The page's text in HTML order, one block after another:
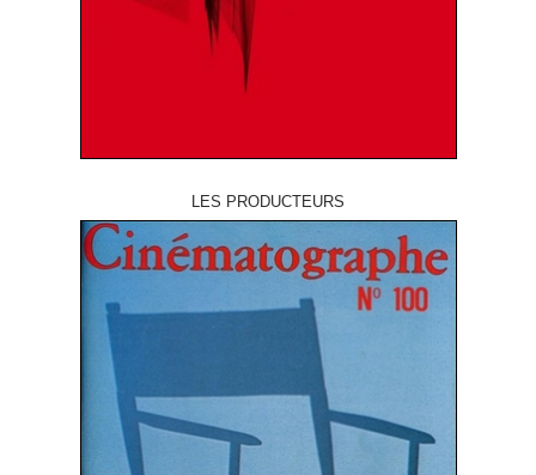
LES PRODUCTEURS